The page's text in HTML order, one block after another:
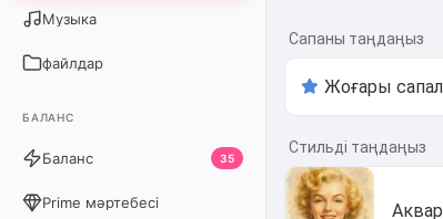
Музыка
файлдар
БАЛАНС
Баланс 35
Prime мәртебесі
Сапаны таңдаңыз
Стильді таңдаңыз